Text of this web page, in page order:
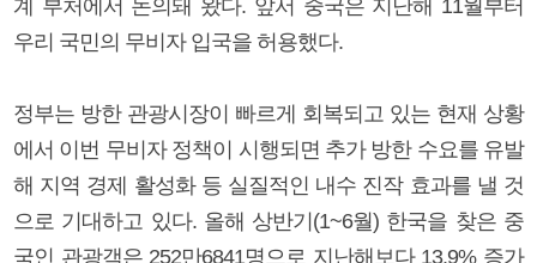
계 부처에서 논의돼 왔다. 앞서 중국은 지난해 11월부터
우리 국민의 무비자 입국을 허용했다.
정부는 방한 관광시장이 빠르게 회복되고 있는 현재 상황
에서 이번 무비자 정책이 시행되면 추가 방한 수요를 유발
해 지역 경제 활성화 등 실질적인 내수 진작 효과를 낼 것
으로 기대하고 있다. 올해 상반기(1~6월) 한국을 찾은 중
국인 관광객은 252만6841명으로 지난해보다 13.9% 증가